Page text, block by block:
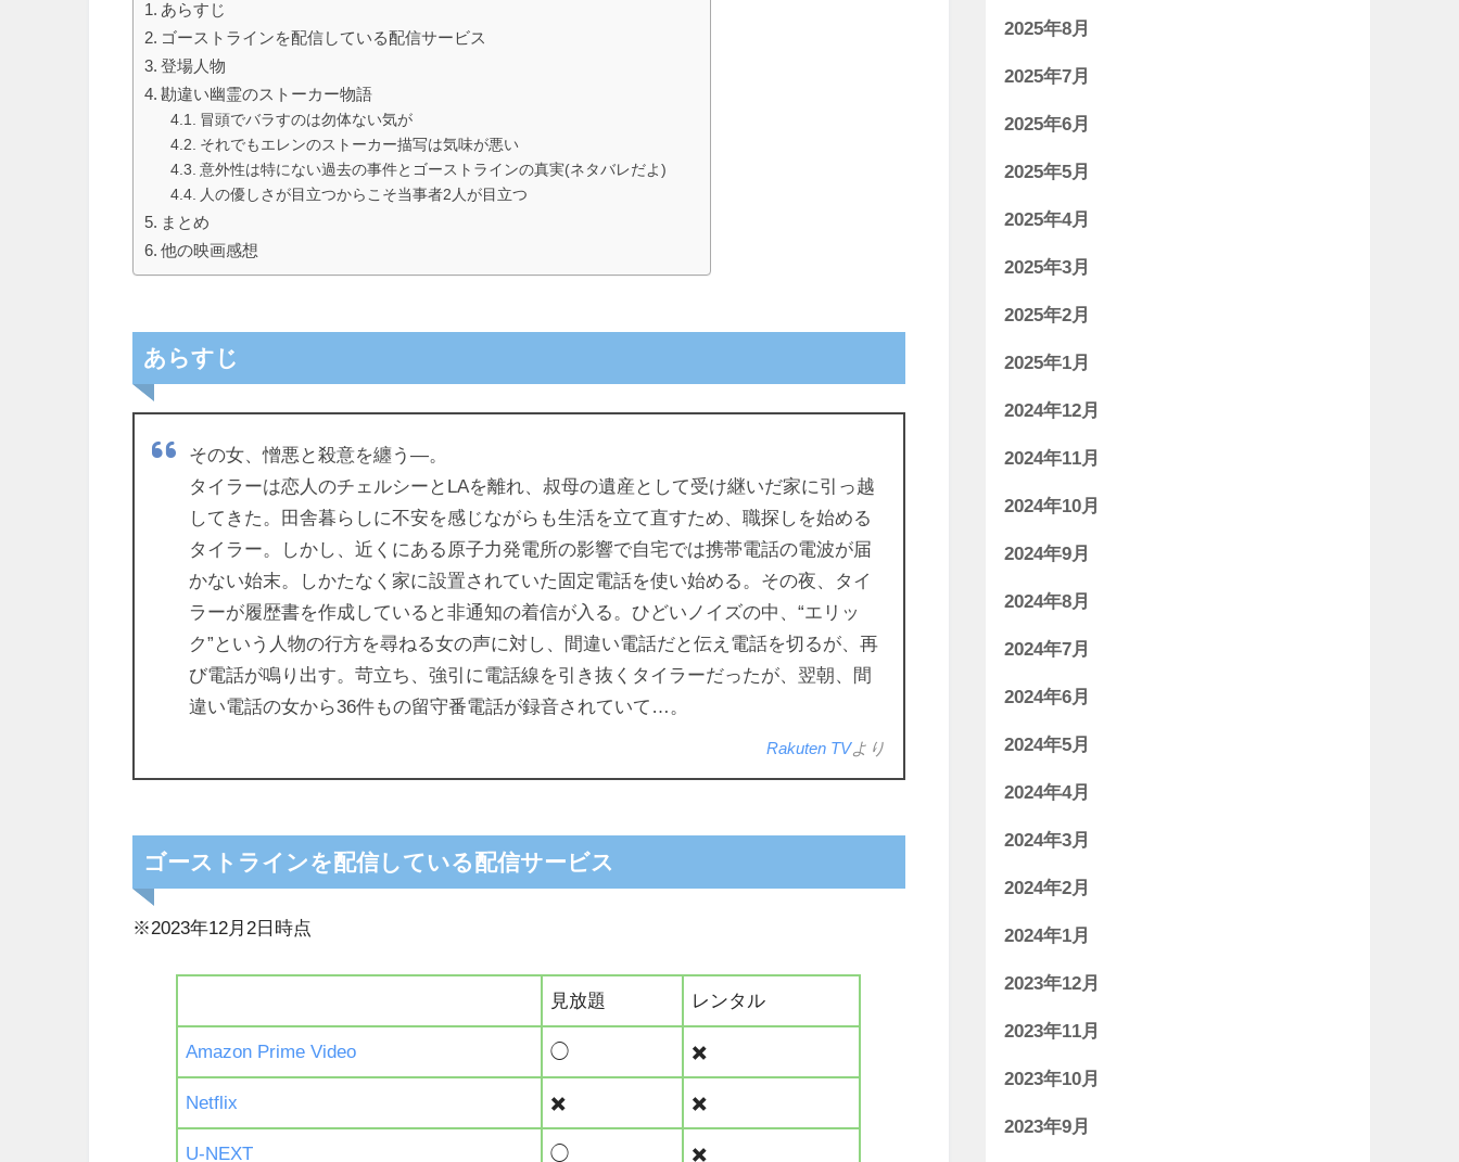
あらすじ
ゴーストラインを配信している配信サービス
登場人物
勘違い幽霊のストーカー物語
冒頭でバラすのは勿体ない気が
それでもエレンのストーカー描写は気味が悪い
意外性は特にない過去の事件とゴーストラインの真実(ネタバレだよ)
人の優しさが目立つからこそ当事者2人が目立つ
まとめ
他の映画感想
あらすじ
その女、憎悪と殺意を纏う―。
タイラーは恋人のチェルシーとLAを離れ、叔母の遺産として受け継いだ家に引っ越
してきた。田舎暮らしに不安を感じながらも生活を立て直すため、職探しを始める
タイラー。しかし、近くにある原子力発電所の影響で自宅では携帯電話の電波が届
かない始末。しかたなく家に設置されていた固定電話を使い始める。その夜、タイ
ラーが履歴書を作成していると非通知の着信が入る。ひどいノイズの中、“エリッ
ク”という人物の行方を尋ねる女の声に対し、間違い電話だと伝え電話を切るが、再
び電話が鳴り出す。苛立ち、強引に電話線を引き抜くタイラーだったが、翌朝、間
違い電話の女から36件もの留守番電話が録音されていて…。
Rakuten TVより
ゴーストラインを配信している配信サービス
※2023年12月2日時点
見放題 レンタル
Amazon Prime Video ◯ ✖️
Netflix ✖️ ✖️
U-NEXT ◯ ✖️
2025年8月
2025年7月
2025年6月
2025年5月
2025年4月
2025年3月
2025年2月
2025年1月
2024年12月
2024年11月
2024年10月
2024年9月
2024年8月
2024年7月
2024年6月
2024年5月
2024年4月
2024年3月
2024年2月
2024年1月
2023年12月
2023年11月
2023年10月
2023年9月